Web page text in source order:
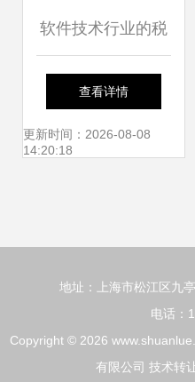
软件技术行业的税
收政策已备好,坐等
认领
查看详情
更新时间：2026-08-08
14:20:18
地址：上海市松江区九
电话：
Copyright © 2026
有限公司 技术转